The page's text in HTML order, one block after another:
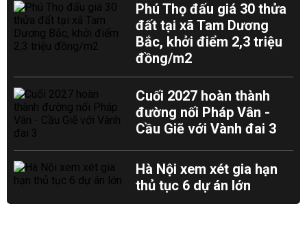
Phú Thọ đấu giá 30 thửa
đất tại xã Tam Dương
Bắc, khởi điểm 2,3 triệu
đồng/m2
Cuối 2027 hoàn thành
đường nối Pháp Vân -
Cầu Giẽ với Vành đai 3
Hà Nội xem xét gia hạn
thủ tục 6 dự án lớn